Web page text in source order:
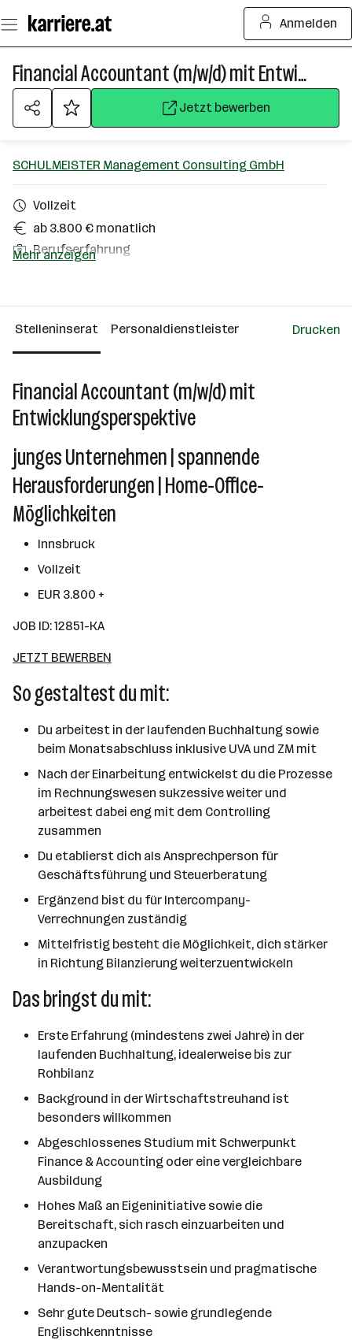
Seiteninhalt
springen
Anmelden
Financial Accountant (m/w/d) mit Entwicklungsperspektive
Jetzt bewerben
SCHULMEISTER Management Consulting GmbH
Vollzeit
ab 3.800 € monatlich
Berufserfahrung
Mehr anzeigen
Stelleninserat Personaldienstleister Drucken
Financial Accountant (m/w/d) mit
Entwicklungsperspektive
junges Unternehmen | spannende
Herausforderungen | Home-Office-
Möglichkeiten
Innsbruck
Vollzeit
EUR 3.800 +
JOB ID: 12851-KA
JETZT BEWERBEN
So gestaltest du mit:
Du arbeitest in der laufenden Buchhaltung sowie
beim Monatsabschluss inklusive UVA und ZM mit
Nach der Einarbeitung entwickelst du die Prozesse
im Rechnungswesen sukzessive weiter und
arbeitest dabei eng mit dem Controlling
zusammen
Du etablierst dich als Ansprechperson für
Geschäftsführung und Steuerberatung
Ergänzend bist du für Intercompany-
Verrechnungen zuständig
Mittelfristig besteht die Möglichkeit, dich stärker
in Richtung Bilanzierung weiterzuentwickeln
Das bringst du mit:
Erste Erfahrung (mindestens zwei Jahre) in der
laufenden Buchhaltung, idealerweise bis zur
Rohbilanz
Background in der Wirtschaftstreuhand ist
besonders willkommen
Abgeschlossenes Studium mit Schwerpunkt
Finance & Accounting oder eine vergleichbare
Ausbildung
Hohes Maß an Eigeninitiative sowie die
Bereitschaft, sich rasch einzuarbeiten und
anzupacken
Verantwortungsbewusstsein und pragmatische
Hands-on-Mentalität
Sehr gute Deutsch- sowie grundlegende
Englischkenntnisse